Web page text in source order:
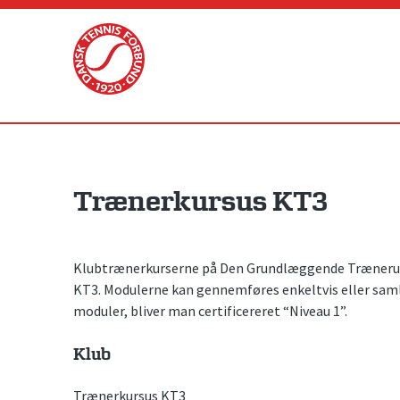
Skip
Trænerkursus KT3
Klubtrænerkurserne på Den Grundlæggende
KT3. Modulerne kan gennemføres enkeltvis eller
moduler, bliver man certificereret “Niveau 1”.
Klub
Trænerkursus KT3